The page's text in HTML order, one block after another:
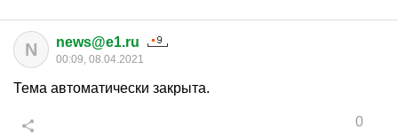
N news@e1.ru
00:09, 08.04.2021
Тема автоматически закрыта.
0